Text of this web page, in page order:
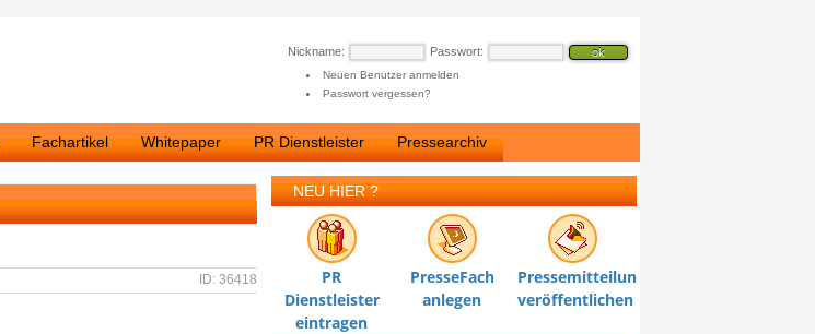
Nickname: Passwort:
Neuen Benutzer anmelden
Passwort vergessen?
Fachartikel Whitepaper PR Dienstleister Pressearchiv
ID: 36418
NEU HIER ?
PR
Dienstleister
eintragen
PresseFach
anlegen
Pressemitteilung
veröffentlichen